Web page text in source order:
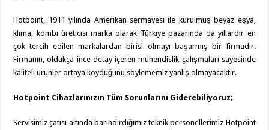
Hotpoint, 1911 yılında Amerikan sermayesi ile kurulmuş beyaz eşya,
klima, kombi üreticisi marka olarak Türkiye pazarında da yıllardır en
çok tercih edilen markalardan birisi olmayı başarmış bir firmadır.
Firmanın, oldukça ince detay içeren mühendislik çalışmaları sayesinde
kaliteli ürünler ortaya koyduğunu söylememiz yanlış olmayacaktır.
Hotpoint Cihazlarınızın Tüm Sorunlarını Giderebiliyoruz;
Servisimiz çatısı altında barındırdığımız teknik personellerimiz Hotpoint